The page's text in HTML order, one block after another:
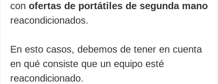
con ofertas de portátiles de segunda mano
reacondicionados.
En esto casos, debemos de tener en cuenta
en qué consiste que un equipo esté
reacondicionado.